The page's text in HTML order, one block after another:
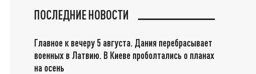
ПОСЛЕДНИЕ НОВОСТИ
Главное к вечеру 5 августа. Дания перебрасывает
военных в Латвию. В Киеве проболтались о планах
на осень